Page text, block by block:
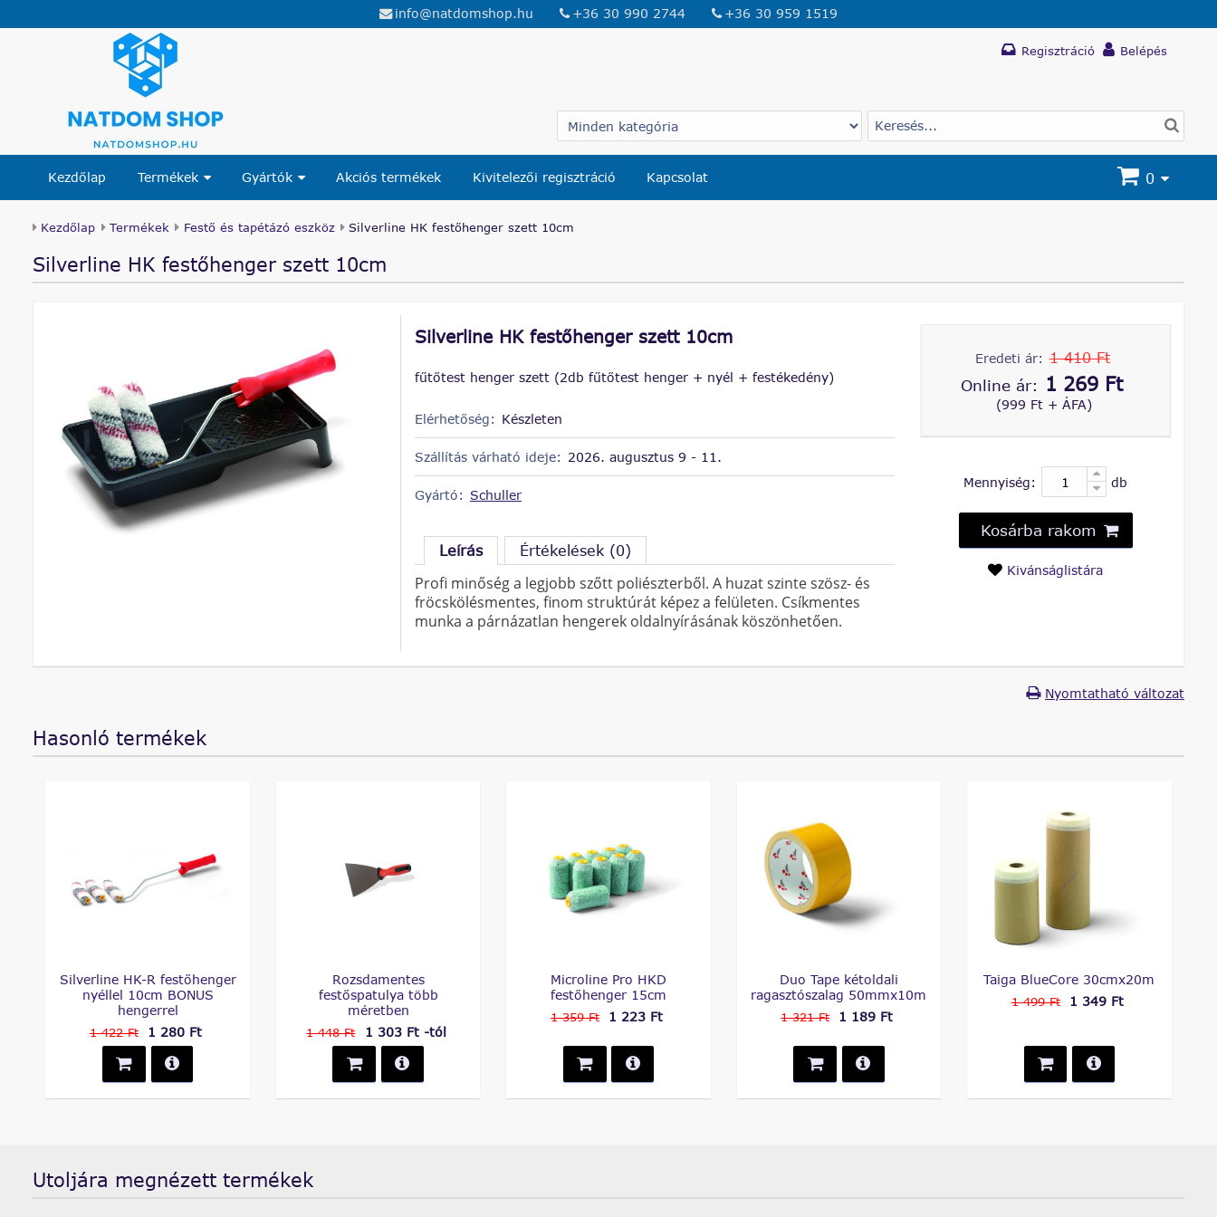
info@natdomshop.hu +36 30 990 2744 +36 30 959 1519
Regisztráció Belépés
Kezdőlap Termékek Gyártók Akciós termékek Kivitelezői regisztráció Kapcsolat 0
Kezdőlap Termékek Festő és tapétázó eszköz Silverline HK festőhenger szett 10cm
Silverline HK festőhenger szett 10cm
Silverline HK festőhenger szett 10cm
fűtőtest henger szett (2db fűtőtest henger + nyél + festékedény)
Elérhetőség: Készleten
Szállítás várható ideje: 2026. augusztus 9 - 11.
Gyártó: Schuller
Leírás Értékelések (0)
Profi minőség a legjobb szőtt poliészterből. A huzat szinte szösz- és
fröcskölésmentes, finom struktúrát képez a felületen. Csíkmentes
munka a párnázatlan hengerek oldalnyírásának köszönhetően.
Eredeti ár: 1 410 Ft
Online ár: 1 269 Ft
(999 Ft + ÁFA)
Mennyiség: db
Kosárba rakom
Kivánságlistára
Nyomtatható változat
Hasonló termékek
Silverline HK-R festőhenger
nyéllel 10cm BONUS
hengerrel
1 422 Ft 1 280 Ft
Rozsdamentes
festőspatulya több
méretben
1 448 Ft 1 303 Ft -tól
Microline Pro HKD
festőhenger 15cm
1 359 Ft 1 223 Ft
Duo Tape kétoldali
ragasztószalag 50mmx10m
1 321 Ft 1 189 Ft
Taiga BlueCore 30cmx20m
1 499 Ft 1 349 Ft
Utoljára megnézett termékek